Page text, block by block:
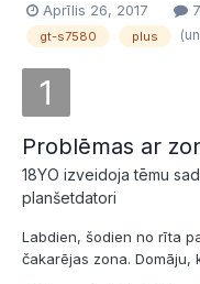
6Eur. Man kaut kā
lai iet izsole Starta cena
Aprīlis 26, 2017
gt-s7580 plus
Problēmas ar
18YO izveidoja tēmu
planšetdatori
Labdien, šodien no rīta
čakarējas zona. Domāju,